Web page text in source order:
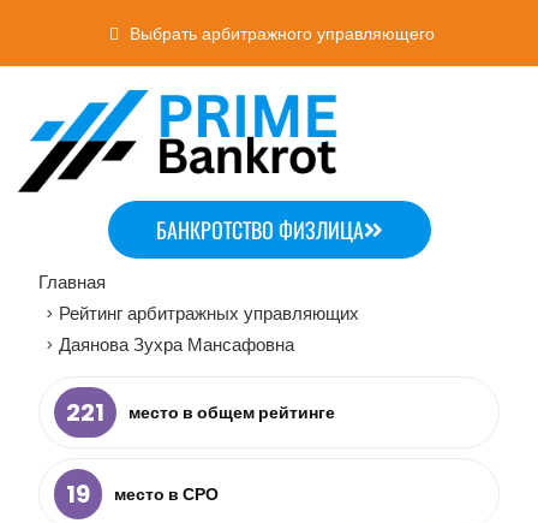
Выбрать арбитражного управляющего
БАНКРОТСТВО ФИЗЛИЦА
Главная
> Рейтинг арбитражных управляющих
> Даянова Зухра Мансафовна
221 место в общем рейтинге
19
место в СРО